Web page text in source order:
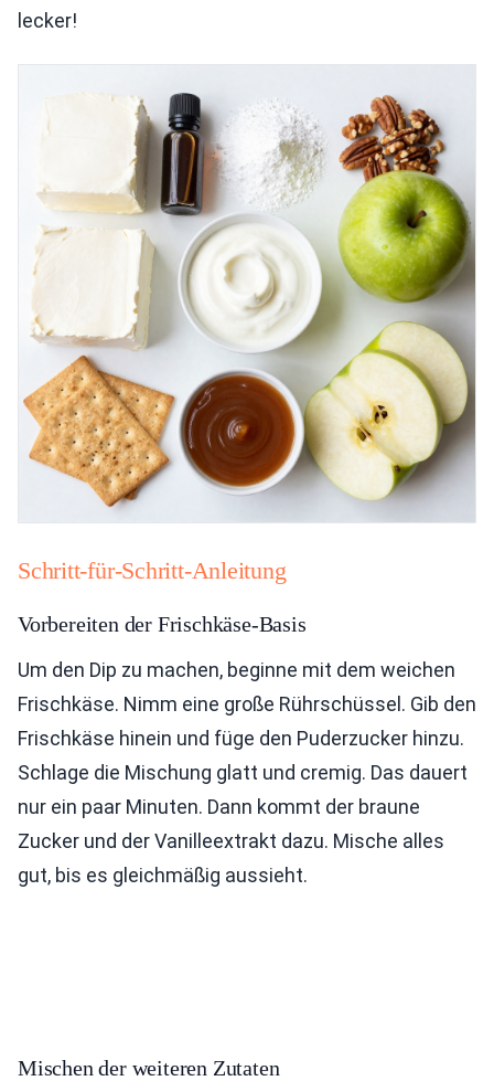
lecker!
Schritt-für-Schritt-Anleitung
Vorbereiten der Frischkäse-Basis
Um den Dip zu machen, beginne mit dem weichen
Frischkäse. Nimm eine große Rührschüssel. Gib den
Frischkäse hinein und füge den Puderzucker hinzu.
Schlage die Mischung glatt und cremig. Das dauert
nur ein paar Minuten. Dann kommt der braune
Zucker und der Vanilleextrakt dazu. Mische alles
gut, bis es gleichmäßig aussieht.
Mischen der weiteren Zutaten